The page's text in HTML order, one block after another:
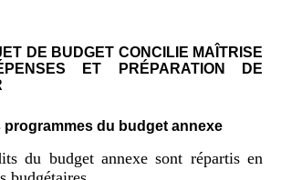
DE BUDGET CONCILIE MAÎTRISE
ET PRÉPARATION DE
programmes du budget annexe
du budget annexe sont répartis en